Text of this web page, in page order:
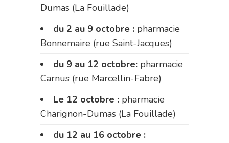
Dumas (La Fouillade)
du 2 au 9 octobre : pharmacie
Bonnemaire (rue Saint-Jacques)
du 9 au 12 octobre: pharmacie
Carnus (rue Marcellin-Fabre)
Le 12 octobre : pharmacie
Charignon-Dumas (La Fouillade)
du 12 au 16 octobre :